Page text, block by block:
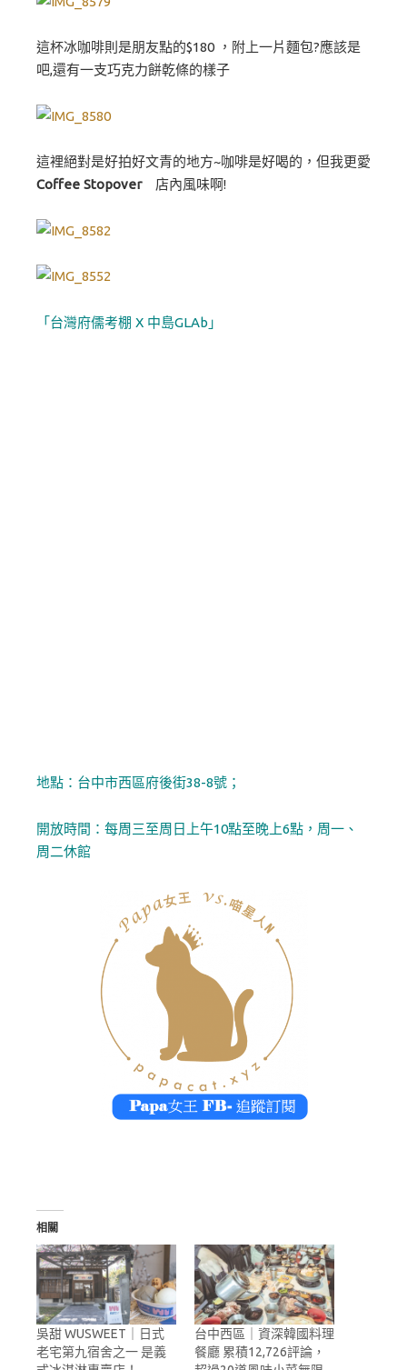
這杯冰咖啡則是朋友點的$180 ，附上一片麵包?應該是
吧,還有一支巧克力餅乾條的樣子
這裡絕對是好拍好文青的地方~咖啡是好喝的，但我更愛
Coffee Stopover 店內風味啊!
「台灣府儒考棚 X 中島GLAb」
地點：台中市西區府後街38-8號；
開放時間：每周三至周日上午10點至晚上6點，周一、
周二休館
相關
吳甜 WUSWEET｜日式
老宅第九宿舍之一 是義
台中西區｜資深韓國料理
餐廳 累積12,726評論，